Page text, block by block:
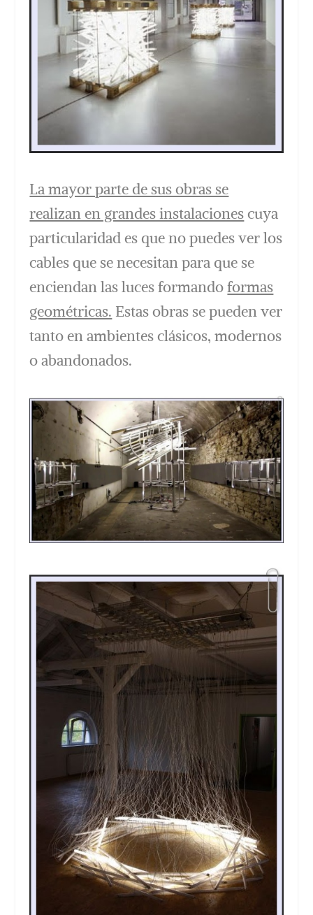
La mayor parte de sus obras se
realizan en grandes instalacionescuya
particularidad es que no puedes ver los
cables que se necesitan para que se
enciendan las luces formandoformas
geométricas. Estas obras se pueden ver
tanto en ambientes clásicos, modernos
o abandonados.